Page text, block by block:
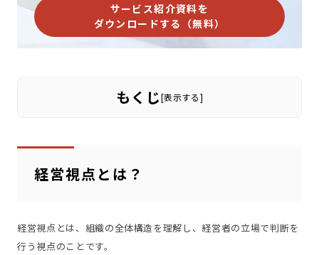
サービス紹介資料を
ダウンロードする（無料）
もくじ[表示する]
経営視点とは？
経営視点とは、組織の全体構造を理解し、経営者の立場で判断を
行う視点のことです。